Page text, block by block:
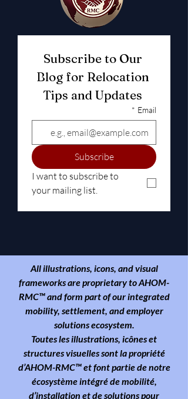
Subscribe to Our
Blog for Relocation
Email
*
Subscribe
I want to subscribe to
your mailing list.
All illustrations, icons, and visual
frameworks are proprietary toAHOM-
RMC™and form part of our integrated
mobility, settlement, and employer
solutions ecosystem.
Toutes les illustrations, icônes et
structures visuelles sont la propriété
d’AHOM-RMC™ et font partie de notre
écosystème intégré de mobilité,
d’installation et de solutions pour